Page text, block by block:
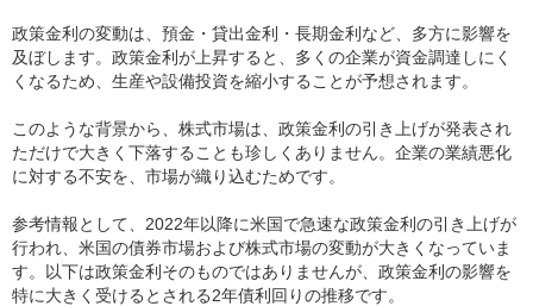
政策金利の変動は、預金・貸出金利・長期金利など、多方に影響を
及ぼします。政策金利が上昇すると、多くの企業が資金調達しにく
くなるため、生産や設備投資を縮小することが予想されます。
このような背景から、株式市場は、政策金利の引き上げが発表され
ただけで大きく下落することも珍しくありません。企業の業績悪化
に対する不安を、市場が織り込むためです。
参考情報として、2022年以降に米国で急速な政策金利の引き上げが
行われ、米国の債券市場および株式市場の変動が大きくなっていま
す。以下は政策金利そのものではありませんが、政策金利の影響を
特に大きく受けるとされる2年債利回りの推移です。